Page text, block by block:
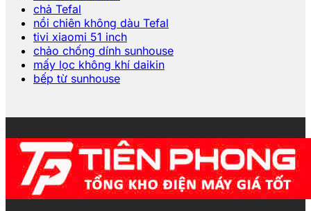
chả Tefal
nồi chiên không dàu Tefal
tivi xiaomi 51 inch
chảo chống dính sunhouse
mấy lọc không khí daikin
bếp từ sunhouse